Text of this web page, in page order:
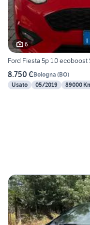
6
Ford Fiesta 5p 1.0
8.750 €Bologna (BO)
Usato
05/2019 89000